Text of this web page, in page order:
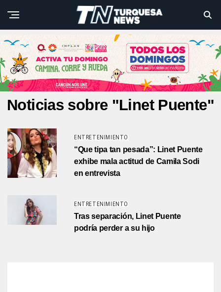
Noticias sobre "Linet Puente"
ENTRETENIMIENTO
“Que tipa tan pesada”: Linet Puente
exhibe mala actitud de Camila Sodi
en entrevista
ENTRETENIMIENTO
Tras separación, Linet Puente
podría perder a su hijo